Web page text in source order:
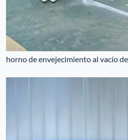
horno de envejecimiento al vacío